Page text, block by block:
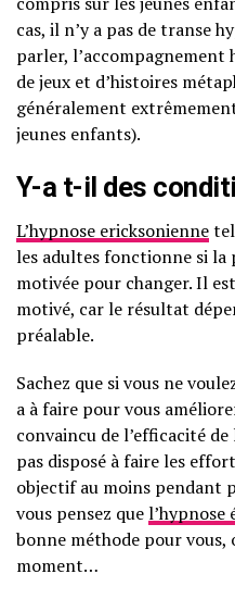
cas, il n’y a pas de transe
parler,
de jeux et d’histoires
généralement
jeunes enfants).
Y-a t-il des
L’hypnose ericksonienne
les adultes fonctionne si la
motivée pour changer. Il
motivé, car le résultat
préalable.
Sachez que si vous ne
a à faire pour vous
convaincu de l’efficacité de
pas disposé à faire les
objectif au moins pendant
vous pensez quel’hypnose
bonne méthode pour vous,
moment…